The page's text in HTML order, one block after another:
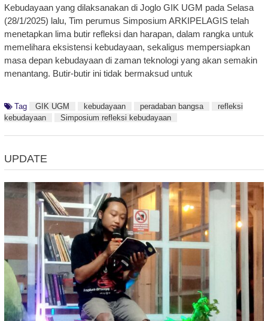
Kebudayaan yang dilaksanakan di Joglo GIK UGM pada Selasa
(28/1/2025) lalu, Tim perumus Simposium ARKIPELAGIS telah
menetapkan lima butir refleksi dan harapan, dalam rangka untuk
memelihara eksistensi kebudayaan, sekaligus mempersiapkan
masa depan kebudayaan di zaman teknologi yang akan semakin
menantang. Butir-butir ini tidak bermaksud untuk
Tag GIK UGM kebudayaan peradaban bangsa
refleksi
kebudayaan
Simposium refleksi kebudayaan
UPDATE